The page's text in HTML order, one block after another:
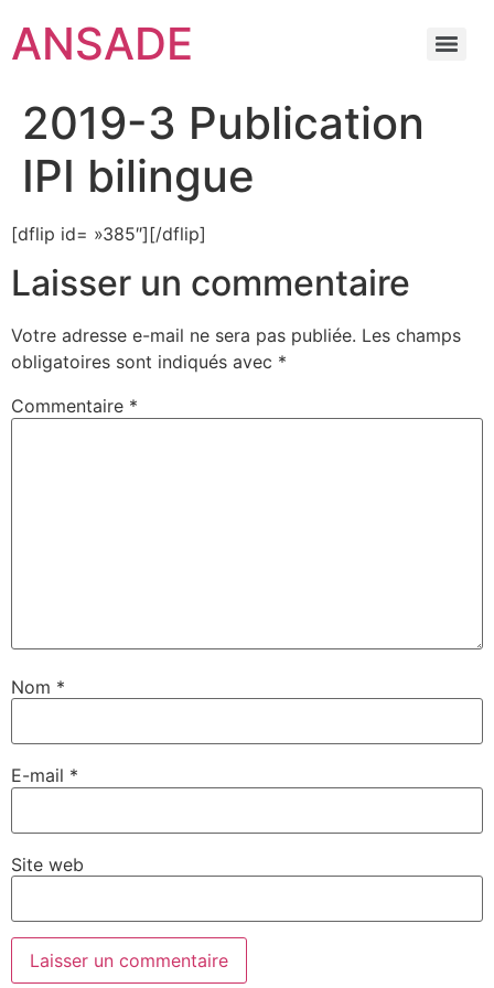
ANSADE
2019-3 Publication
IPI bilingue
[dflip id= »385″][/dflip]
Laisser un commentaire
Votre adresse e-mail ne sera pas publiée. Les champs
obligatoires sont indiqués avec *
Commentaire *
Nom *
E-mail *
Site web